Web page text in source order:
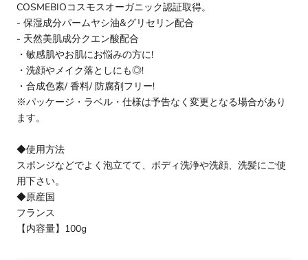
COSMEBIOコスモスオーガニック認証取得。
- 保湿成分パームヤシ油&グリセリン配合
- 天然美肌成分クエン酸配合
・敏感肌やお肌にお悩みの方に!
・洗顔やメイク落としにも◎!
・合成色素/ 香料/ 防腐剤フリー!
※パッケージ・ラベル・仕様は予告なく変更となる場合があり
ます。
◆使用方法
スポンジなどでよく泡立てて、ボディ洗浄や洗顔、洗髪にご使
用下さい。
◆原産国
フランス
【内容量】100g